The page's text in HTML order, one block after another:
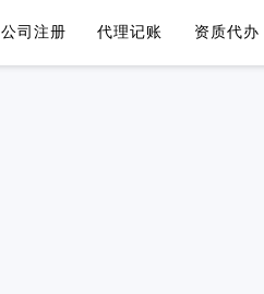
公司注册 代理记账 资质代办